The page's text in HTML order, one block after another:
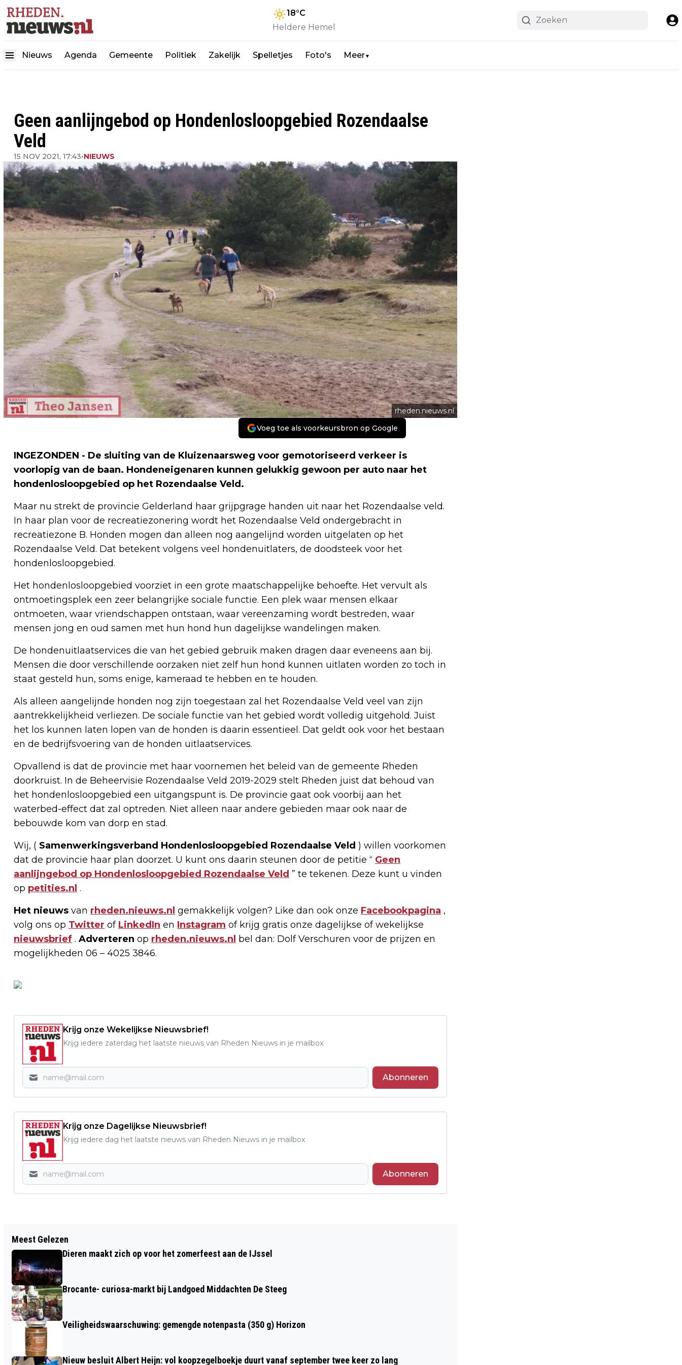
18°C
Heldere Hemel
Nieuws Agenda Gemeente Politiek Zakelijk Spelletjes Foto's Meer▼
Geen aanlijngebod op Hondenlosloopgebied Rozendaalse
Veld
15 NOV 2021, 17:43•NIEUWS
rheden.nieuws.nl
Voeg toe als voorkeursbron op Google
INGEZONDEN - De sluiting van de Kluizenaarsweg voor gemotoriseerd verkeer is
voorlopig van de baan. Hondeneigenaren kunnen gelukkig gewoon per auto naar het
hondenlosloopgebied op het Rozendaalse Veld.
Maar nu strekt de provincie Gelderland haar grijpgrage handen uit naar het Rozendaalse veld.
In haar plan voor de recreatiezonering wordt het Rozendaalse Veld ondergebracht in
recreatiezone B. Honden mogen dan alleen nog aangelijnd worden uitgelaten op het
Rozendaalse Veld. Dat betekent volgens veel hondenuitlaters, de doodsteek voor het
hondenlosloopgebied.
Het hondenlosloopgebied voorziet in een grote maatschappelijke behoefte. Het vervult als
ontmoetingsplek een zeer belangrijke sociale functie. Een plek waar mensen elkaar
ontmoeten, waar vriendschappen ontstaan, waar vereenzaming wordt bestreden, waar
mensen jong en oud samen met hun hond hun dagelijkse wandelingen maken.
De hondenuitlaatservices die van het gebied gebruik maken dragen daar eveneens aan bij.
Mensen die door verschillende oorzaken niet zelf hun hond kunnen uitlaten worden zo toch in
staat gesteld hun, soms enige, kameraad te hebben en te houden.
Als alleen aangelijnde honden nog zijn toegestaan zal het Rozendaalse Veld veel van zijn
aantrekkelijkheid verliezen. De sociale functie van het gebied wordt volledig uitgehold. Juist
het los kunnen laten lopen van de honden is daarin essentieel. Dat geldt ook voor het bestaan
en de bedrijfsvoering van de honden uitlaatservices.
Opvallend is dat de provincie met haar voornemen het beleid van de gemeente Rheden
doorkruist. In de Beheervisie Rozendaalse Veld 2019-2029 stelt Rheden juist dat behoud van
het hondenlosloopgebied een uitgangspunt is. De provincie gaat ook voorbij aan het
waterbed-effect dat zal optreden. Niet alleen naar andere gebieden maar ook naar de
bebouwde kom van dorp en stad.
Wij, ( Samenwerkingsverband Hondenlosloopgebied Rozendaalse Veld ) willen voorkomen
dat de provincie haar plan doorzet. U kunt ons daarin steunen door de petitie “ Geen
aanlijngebod op Hondenlosloopgebied Rozendaalse Veld ” te tekenen. Deze kunt u vinden
op petities.nl .
Het nieuws van rheden.nieuws.nl gemakkelijk volgen? Like dan ook onze Facebookpagina ,
volg ons op Twitter of LinkedIn en Instagram of krijg gratis onze dagelijkse of wekelijkse
nieuwsbrief . Adverteren op rheden.nieuws.nl bel dan: Dolf Verschuren voor de prijzen en
mogelijkheden 06 – 4025 3846.
Krijg onze Wekelijkse Nieuwsbrief!
Krijg iedere zaterdag het laatste nieuws van Rheden Nieuws in je mailbox
Abonneren
Krijg onze Dagelijkse Nieuwsbrief!
Krijg iedere dag het laatste nieuws van Rheden Nieuws in je mailbox
Abonneren
AFGELAST!! LEZING GROEI & BLOEI
VELUWEZOOM: TUSSEN VELUWE EN
IJSSEL DOOR RUUD KNOL
KON-CERT” RHEDENS FANFARE CORPS
Meest Gelezen
Dieren maakt zich op voor het zomerfeest aan de IJssel
Brocante- curiosa-markt bij Landgoed Middachten De Steeg
Veiligheidswaarschuwing: gemengde notenpasta (350 g) Horizon
Nieuw besluit Albert Heijn: vol koopzegelboekje duurt vanaf september twee keer zo lang